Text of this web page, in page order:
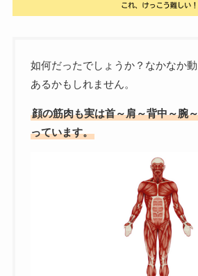
如何だったでしょうか？なかなか
あるかもしれません。
顔の筋肉も実は首～肩～背中～腕
っています。